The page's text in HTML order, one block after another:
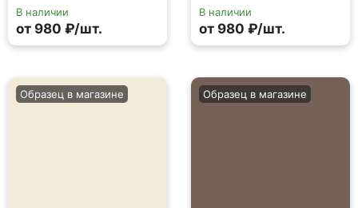
В наличии
от 980 ₽/шт.
В наличии
от 980 ₽/шт.
Образец в магазине Образец в магазине